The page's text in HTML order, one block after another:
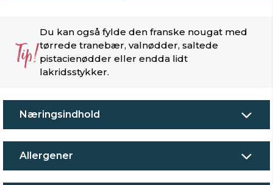
Tip!
Du kan også fylde den franske nougat med
tørrede tranebær, valnødder, saltede
pistacienødder eller endda lidt
lakridsstykker.
Næringsindhold
Allergener